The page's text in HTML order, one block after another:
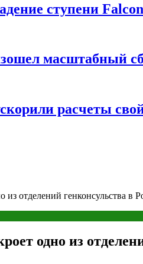
ступени
масштабный
расчеты
отделений генконсульства в
одно из